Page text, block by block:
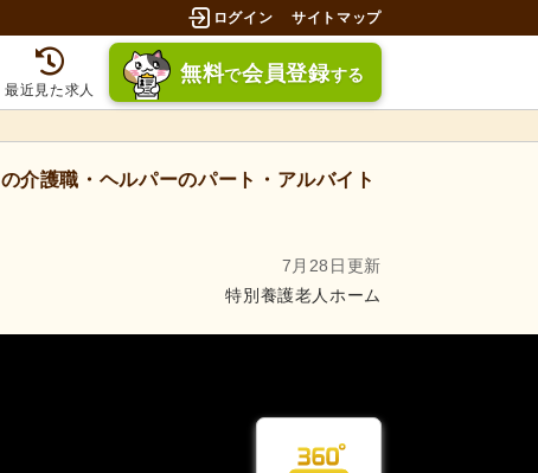
ログイン サイトマップ
最近見た求人
無料で会員登録する
の介護職・ヘルパーのパート・アルバイト
7月28日更新
特別養護老人ホーム